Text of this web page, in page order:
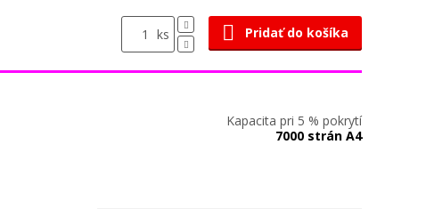
ks Pridať do košíka
Kapacita pri 5 % pokrytí
7000 strán A4